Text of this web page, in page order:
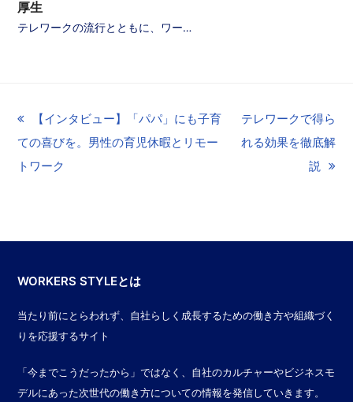
厚生
テレワークの流行とともに、ワー…
previous
post:
【インタビュー】「パパ」にも子育
ての喜びを。男性の育児休暇とリモー
トワーク
next
post:
テレワークで得ら
れる効果を徹底解
説
WORKERS STYLEとは
当たり前にとらわれず、自社らしく成長するための働き方や組織づく
りを応援するサイト
「今までこうだったから」ではなく、自社のカルチャーやビジネスモ
デルにあった次世代の働き方についての情報を発信していきます。